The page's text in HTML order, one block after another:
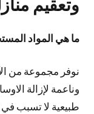
وتعقيم
ما هي المواد
نوفر مجموعة من
وناعمة لإزالة
طبيعية لا تسبب في